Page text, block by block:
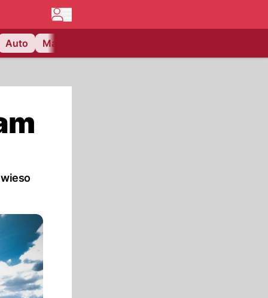
Auto Matchcenter